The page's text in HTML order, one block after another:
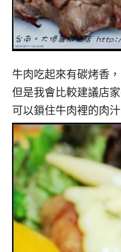
牛肉吃起來有碳烤香
但是我會比較建議店
可以鎖住牛肉裡的肉